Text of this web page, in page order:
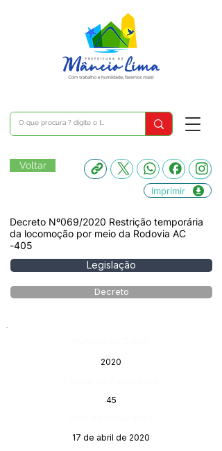
Voltar
Imprimir
Decreto Nº069/2020 Restrição temporária
da locomoção por meio da Rodovia AC
-405
Legislação
Decreto
2020
45
17 de abril de 2020